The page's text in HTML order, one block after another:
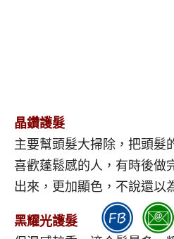
晶鑽護髮
主要幫頭髮大掃除，把頭髮
喜歡蓬鬆感的人，有時後做
出來，更加顯色，不說還以
黑耀光護髮